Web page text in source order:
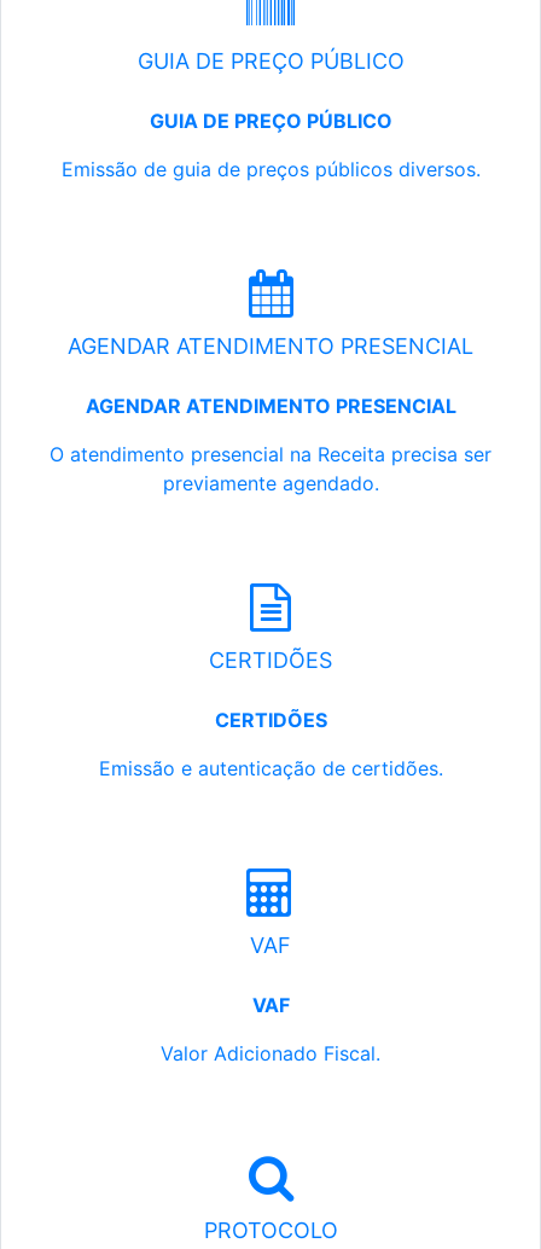
GUIA DE PREÇO PÚBLICO
GUIA DE PREÇO PÚBLICO
Emissão de guia de preços públicos diversos.
AGENDAR ATENDIMENTO PRESENCIAL
AGENDAR ATENDIMENTO PRESENCIAL
O atendimento presencial na Receita precisa ser
previamente agendado.
CERTIDÕES
CERTIDÕES
Emissão e autenticação de certidões.
VAF
VAF
Valor Adicionado Fiscal.
PROTOCOLO